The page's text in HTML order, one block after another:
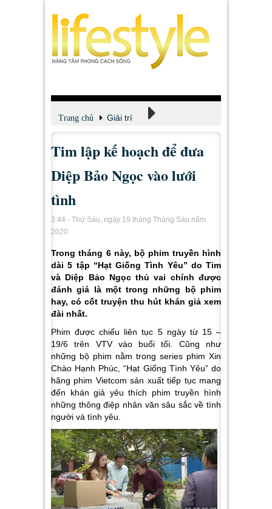
Trang chủ Giải trí
Xem - Nghe - Đọc
Tim lập kế hoạch để đưa
Diệp Bảo Ngọc vào lưới
tình
3:44 - Thứ Sáu, ngày 19 tháng Tháng Sáu năm
2020
Trong tháng 6 này, bộ phim truyền hình
dài 5 tập “Hạt Giống Tình Yêu” do Tim
và Diệp Bảo Ngọc thủ vai chính được
đánh giá là một trong những bộ phim
hay, có cốt truyện thu hút khán giả xem
đài nhất.
Phim được chiếu liên tục 5 ngày từ 15 –
19/6 trên VTV vào buổi tối. Cũng như
những bộ phim nằm trong series phim Xin
Chào Hạnh Phúc, “Hạt Giống Tình Yêu” do
hãng phim Vietcom sản xuất tiếp tục mang
đến khán giả yêu thích phim truyền hình
những thông điệp nhân văn sâu sắc về tình
người và tình yêu.